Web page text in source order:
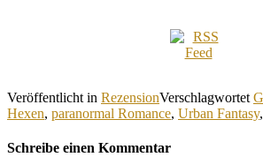
Veröffentlicht in RezensionVerschlagwortet
Hexen, paranormal Romance, Urban Fantasy,
Schreibe einen Kommentar